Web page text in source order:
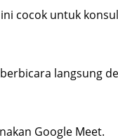
cocok untuk
langsung
Google Meet.